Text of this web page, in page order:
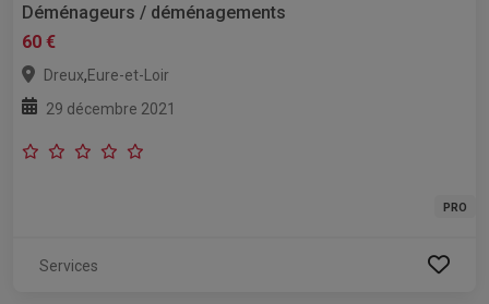
Déménageurs / déménagements
60 €
Dreux,Eure-et-Loir
29 décembre 2021
PRO
Services